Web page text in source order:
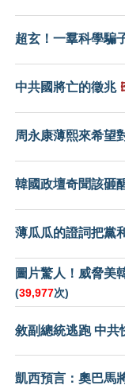
超玄！一羣科學騙
中共國將亡的徵兆
周永康薄熙來希望
韓國政壇奇聞該砸
薄瓜瓜的證詞把黨
圖片驚人！威脅美
(39,977次)
敘副總統逃跑 中共
凱西預言：奧巴馬